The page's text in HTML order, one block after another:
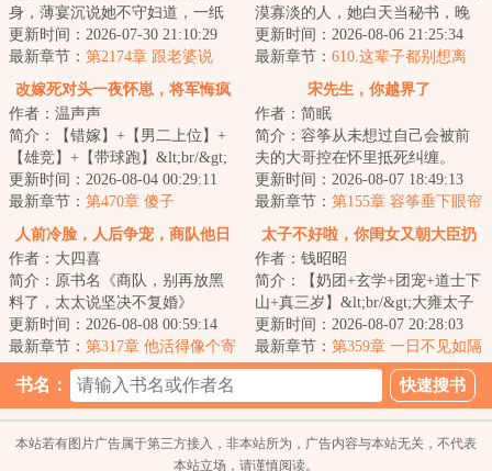
身，薄宴沉说她不守妇道，一纸
离婚协议书将她扫地出门，净身
出户。六年后，她...
更新时间：2026-07-30 21:10:29
最新章节： 第2174章 跟老婆说
说，出什么事儿了？
漠寡淡的人，她白天当秘书，晚
上做妻子，结婚两年没有得到半
分真心。&lt...
更新时间：2026-08-06 21:25:34
最新章节： 610.这辈子都别想离
改嫁死对头一夜怀崽，将军悔疯
作者：温声声
简介：【错嫁】+【男二上位】+
【雄竞】+【带球跑】&lt;br/&gt;
【落魄郡主vs闷骚禁欲督主】
&lt;br/&gt;秦...
更新时间：2026-08-04 00:29:11
最新章节： 第470章 傻子
宋先生，你越界了
作者：简眠
简介：容筝从未想过自己会被前
夫的大哥控在怀里抵死纠缠。
……容筝是一个心理医生，线上
问诊碰见一个小三...
更新时间：2026-08-07 18:49:13
最新章节： 第155章 容筝垂下眼帘
小声说：“男女有别。”
人前冷脸，人后争宠，商队他日
日求复婚
作者：大四喜
简介：原书名《商队，别再放黑
料了，太太说坚决不复婚》
&lt;br/&gt;隐婚三年，许轻言忍够
了。&lt;br/&gt;...
更新时间：2026-08-08 00:59:14
最新章节： 第317章 他活得像个寄
人篱下的外人
太子不好啦，你闺女又朝大臣扔
作者：钱昭昭
简介：【奶团+玄学+团宠+道士下
山+真三岁】&lt;br/&gt;大雍太子
带回了一个专业哭丧的崽崽。
&lt;br/&gt;自...
更新时间：2026-08-07 20:28:03
最新章节： 第359章 一日不见如隔
三秋，棠棠想娘亲
书名：
本站若有图片广告属于第三方接入，非本站所为，广告内容与本站无关，不代表
本站立场，请谨慎阅读。